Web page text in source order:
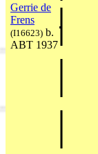
Gerrie de
Frens
(I16623) b.
ABT 1937